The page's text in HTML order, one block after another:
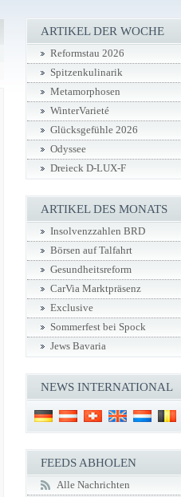
ARTIKEL DER WOCHE
Reformstau 2026
Spitzenkulinarik
Metamorphosen
WinterVarieté
Glücksgefühle 2026
Odyssee
Dreieck D-LUX-F
ARTIKEL DES MONATS
Insolvenzzahlen BRD
Börsen auf Talfahrt
Gesundheitsreform
CarVia Marktpräsenz
Exclusive
Sommerfest bei Spock
Jews Bavaria
NEWS INTERNATIONAL
FEEDS ABHOLEN
Alle Nachrichten